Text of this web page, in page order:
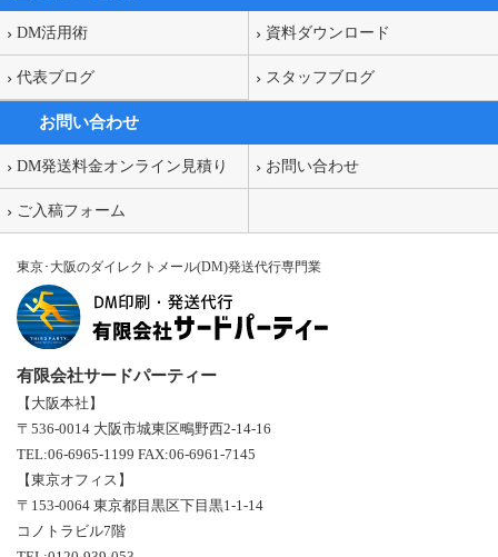
DM活用術 資料ダウンロード
代表ブログ スタッフブログ
お問い合わせ
DM発送料金オンライン見積り お問い合わせ
ご入稿フォーム
東京･大阪のダイレクトメール(DM)発送代行専門業
有限会社サードパーティー
【大阪本社】
〒536-0014 大阪市城東区鴫野西2-14-16
TEL:06-6965-1199 FAX:06-6961-7145
【東京オフィス】
〒153-0064 東京都目黒区下目黒1-1-14
コノトラビル7階